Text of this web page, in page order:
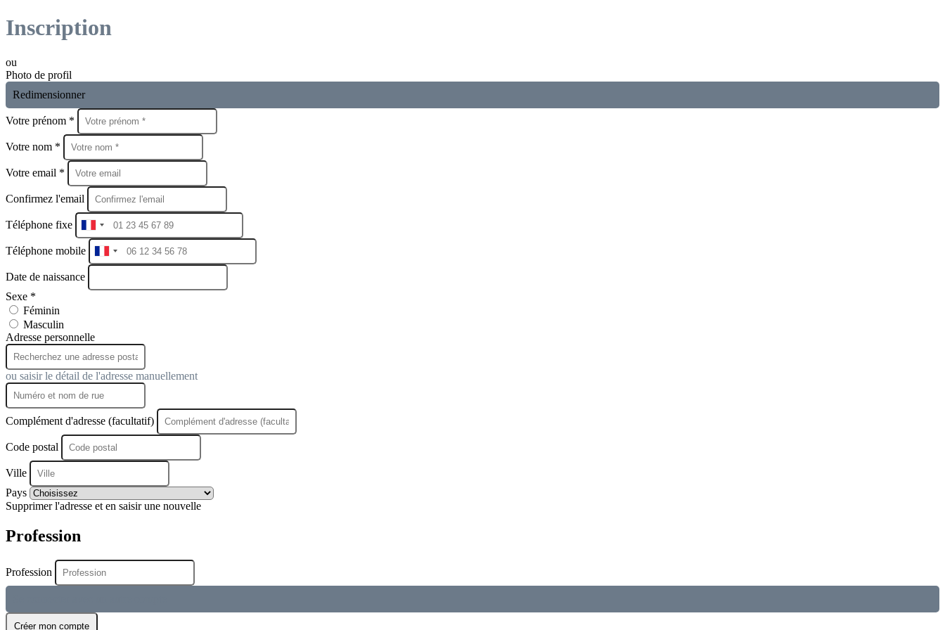
Inscription
ou
Photo de profil
Redimensionner
Votre prénom *
Votre nom *
Votre email *
Confirmez l'email
Téléphone fixe
Téléphone mobile
Date de naissance
Sexe *
Féminin
Masculin
Adresse personnelle
ou saisir le détail de l'adresse manuellement
Complément d'adresse (facultatif)
Code postal
Ville
Pays
Supprimer l'adresse et en saisir une nouvelle
Profession
Profession
Créer mon compte